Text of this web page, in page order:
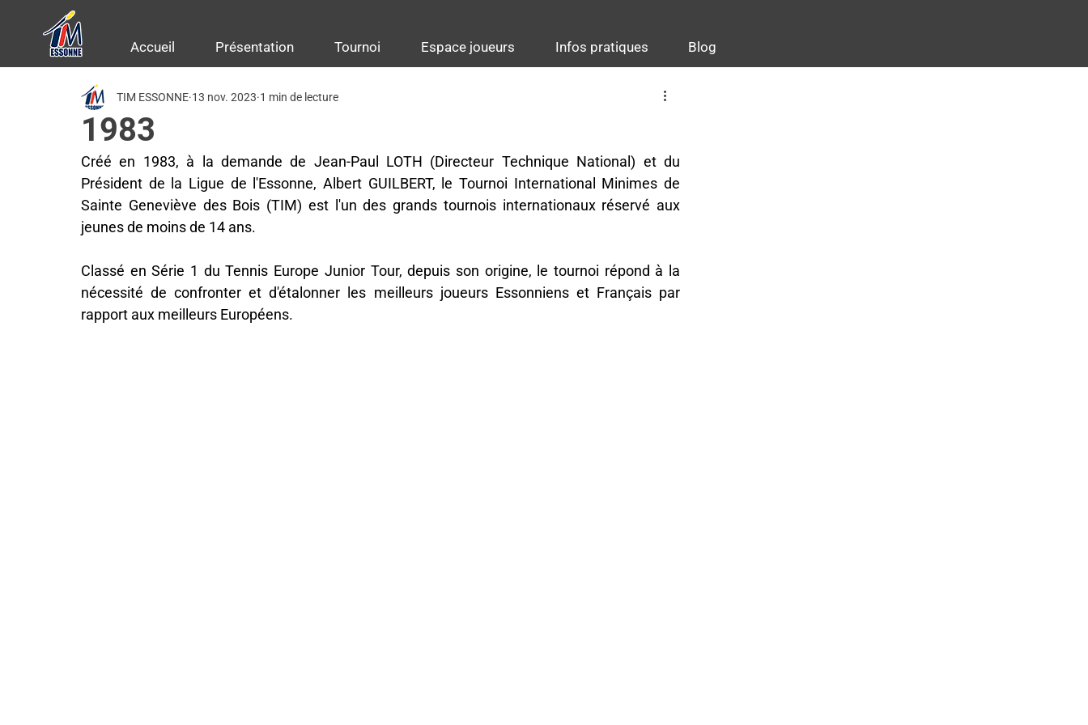
Accueil Présentation Tournoi Espace joueurs Infos pratiques Blog
1983
TIM ESSONNE 13 nov. 2023 1 min de lecture
Créé en 1983, à la demande de Jean-Paul LOTH (Directeur Technique National) et du
Président de la Ligue de l'Essonne, Albert GUILBERT, le Tournoi International Minimes de
Sainte Geneviève des Bois (TIM) est l'un des grands tournois internationaux réservé aux
jeunes de moins de 14 ans.
Classé en Série 1 du Tennis Europe Junior Tour, depuis son origine, le tournoi répond à la
nécessité de confronter et d'étalonner les meilleurs joueurs Essonniens et Français par
rapport aux meilleurs Européens.